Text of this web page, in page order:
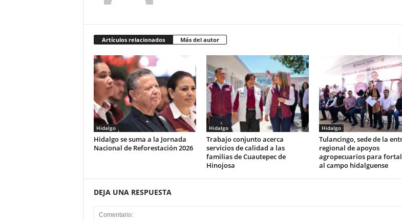
Artículos relacionados Más del autor
Hidalgo
Hidalgo se suma a la Jornada
Nacional de Reforestación 2026
Hidalgo
Trabajo conjunto acerca
servicios de calidad a las
familias de Cuautepec de
Hinojosa
Hidalgo
Tulancingo, sede de la
regional de apoyos
agropecuarios para
al campo hidalguense
DEJA UNA RESPUESTA